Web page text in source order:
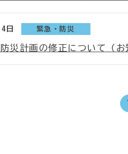
日 緊急・防災
災計画の修正について（お
1